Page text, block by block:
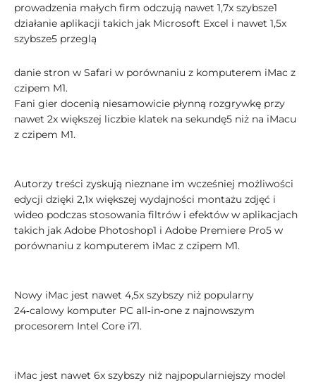
prowadzenia małych firm odczują nawet 1,7x szybsze1
działanie aplikacji takich jak Microsoft Excel i nawet 1,5x
szybsze5 przeglą
danie stron w Safari w porównaniu z komputerem iMac z
czipem M1.
Fani gier docenią niesamowicie płynną rozgrywkę przy
nawet 2x większej liczbie klatek na sekundę5 niż na iMacu
z czipem M1.
Autorzy treści zyskują nieznane im wcześniej możliwości
edycji dzięki 2,1x większej wydajności montażu zdjęć i
wideo podczas stosowania filtrów i efektów w aplikacjach
takich jak Adobe Photoshop1 i Adobe Premiere Pro5 w
porównaniu z komputerem iMac z czipem M1.
Nowy iMac jest nawet 4,5x szybszy niż popularny
24‑calowy komputer PC all‑in‑one z najnowszym
procesorem Intel Core i71.
iMac jest nawet 6x szybszy niż najpopularniejszy model